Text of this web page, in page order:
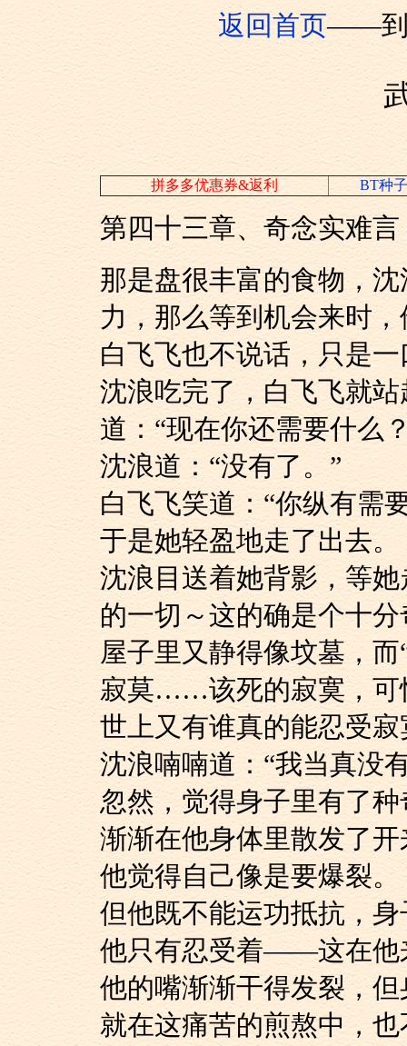
返回首页——到
拼多多优惠券&返利 BT种
第四十三章、奇念实难言
那是盘很丰富的食物
力，那么等到机会来时
白飞飞也不说话，只是
沈浪吃完了，白飞飞
道：“现在你还需要什么
沈浪道：“没有了。”
白飞飞笑道：“你纵有
于是她轻盈地走了出去。
沈浪目送着她背影，
的一切～这的确是个十
屋子里又静得像坟墓
寂莫……该死的寂寞，可
世上又有谁真的能忍受
沈浪喃喃道：“我当
忽然，觉得身子里有
渐渐在他身体里散发了开
他觉得自己像是要爆裂。
但他既不能运功抵抗，
他只有忍受着——这在
他的嘴渐渐干得发裂，
就在这痛苦的煎熬中，